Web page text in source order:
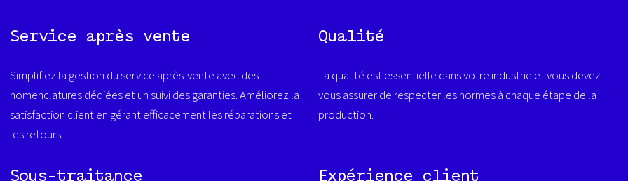
Service après vente
Simplifiez la gestion du service après-vente avec des
nomenclatures dédiées et un suivi des garanties. Améliorez la
satisfaction client en gérant efficacement les réparations et
les retours.
Qualité
La qualité estessentielle dansvotre industrie etvousdevez
vousassurerde respecter lesnormesà chaque étape de la
production.
Sous-traitance Expérience client